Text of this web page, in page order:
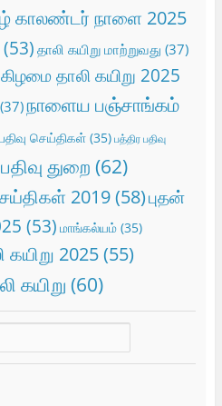
காலண்டர் நாளை 2025
(53) தாலி கயிறு மாற்றுவது (37)
தாலி கயிறு 2025
(37)நாளைய பஞ்சாங்கம்
செய்திகள்(35) பத்திர பதிவு
துறை (62)
2019(58)புதன்
(53) மாங்கல்யம்(35)
2025(55)
கயிறு (60)